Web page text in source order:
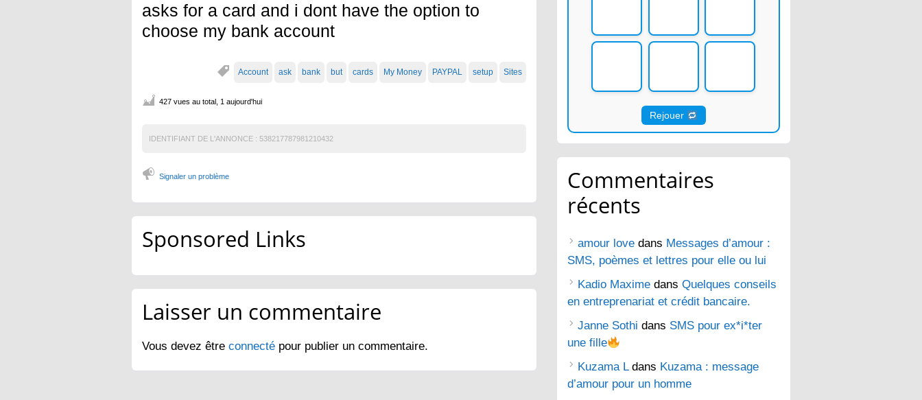
asks for a card and i dont have the option to
choose my bank account
Account ask bank but cards My Money PAYPAL setup Sites
427 vues au total, 1 aujourd'hui
IDENTIFIANT DE L'ANNONCE : 538217787981210432
Signaler un problème
Sponsored Links
Laisser un commentaire
Vous devez être connecté pour publier un commentaire.
Rejouer
Commentaires
récents
amour love dans Messages d’amour :
SMS, poèmes et lettres pour elle ou lui
Kadio Maxime dans Quelques conseils
en entreprenariat et crédit bancaire.
Janne Sothi dans SMS pour ex*i*ter
une fille
Kuzama Ldans Kuzama : message
d’amour pour un homme